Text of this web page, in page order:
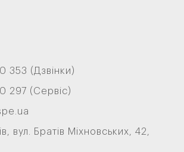
353 (Дзвінки)
297 (Сервіс)
вул. Братів Міхновських, 42,